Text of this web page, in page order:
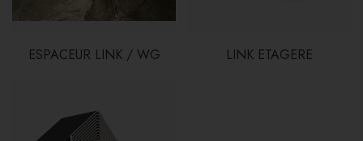
ESPACEUR LINK / WG LINK ETAGERE